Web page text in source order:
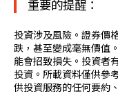
重要的提醒：
投資涉及風險。證券價
跌，甚至變成毫無價值
能會招致損失。投資者
投資。所載資料僅供參
供投資服務的任何要約